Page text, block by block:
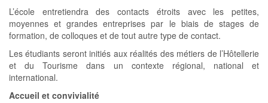
L’école entretiendra des contacts étroits avec les petites,
moyennes et grandes entreprises par le biais de stages de
formation, de colloques et de tout autre type de contact.
Les étudiants seront initiés aux réalités des métiers de l’Hôtellerie
et du Tourisme dans un contexte régional, national et
international.
Accueil et convivialité